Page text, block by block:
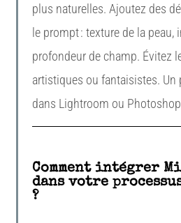
plus naturelles. Ajoutez des
le prompt : texture de la peau,
profondeur de champ. Évitez
artistiques ou fantaisistes.
dans Lightroom ou
Comment intégrer
dans votre
?